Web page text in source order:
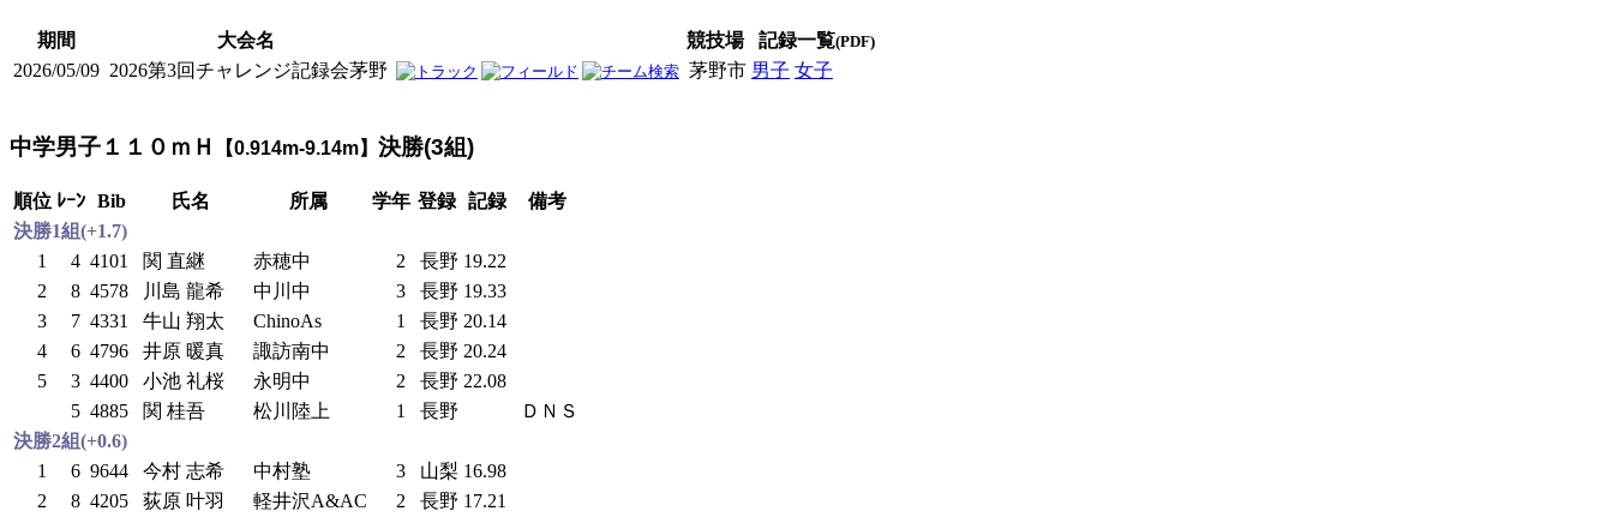
期間 大会名 競技場 記録一覧(PDF)
2026/05/09 2026第3回チャレンジ記録会茅野 茅野市 男子 女子
中学男子１１０ｍＨ 【0.914m-9.14m】 決勝(3組)
順位 ﾚｰﾝ Bib 氏名 所属 学年 登録 記録
備考
決勝1組(+1.7)
1
4 4101 関 直継 赤穂中 2 長野 19.22
2
8 4578 川島 龍希 中川中 3 長野 19.33
3
7 4331 牛山 翔太 ChinoAs 1 長野 20.14
4
6 4796 井原 暖真 諏訪南中 2 長野 20.24
5
3 4400 小池 礼桜 永明中 2 長野 22.08
5 4885 関 桂吾 松川陸上 1 長野
ＤＮＳ
決勝2組(+0.6)
1
6 9644 今村 志希 中村塾 3 山梨 16.98
2
8 4205 荻原 叶羽 軽井沢A&AC 2 長野 17.21